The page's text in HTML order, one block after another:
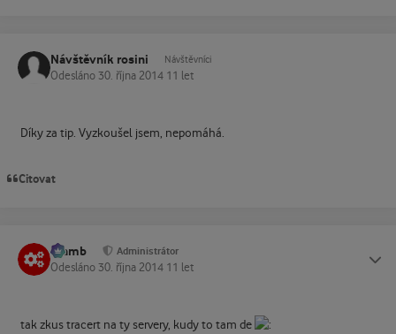
Návštěvník rosini Návštěvníci
Odesláno 30. října 2014 11 let
Díky za tip. Vyzkoušel jsem, nepomáhá.
Citovat
Slamb Administrátor
Odesláno 30. října 2014 11 let
tak zkus tracert na ty servery, kudy to tam de